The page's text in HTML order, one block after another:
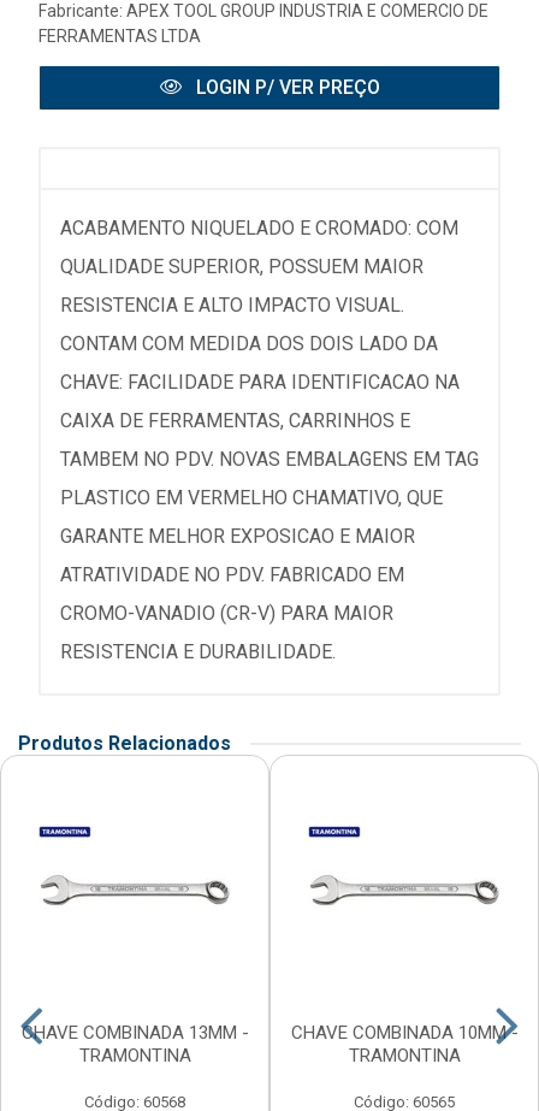
Fabricante: APEX TOOL GROUP INDUSTRIA E COMERCIO DE
FERRAMENTAS LTDA
LOGIN P/ VER PREÇO
ACABAMENTO NIQUELADO E CROMADO: COM
QUALIDADE SUPERIOR, POSSUEM MAIOR
RESISTENCIA E ALTO IMPACTO VISUAL.
CONTAM COM MEDIDA DOS DOIS LADO DA
CHAVE: FACILIDADE PARA IDENTIFICACAO NA
CAIXA DE FERRAMENTAS, CARRINHOS E
TAMBEM NO PDV. NOVAS EMBALAGENS EM TAG
PLASTICO EM VERMELHO CHAMATIVO, QUE
GARANTE MELHOR EXPOSICAO E MAIOR
ATRATIVIDADE NO PDV. FABRICADO EM
CROMO-VANADIO (CR-V) PARA MAIOR
RESISTENCIA E DURABILIDADE.
Produtos Relacionados
CHAVE COMBINADA 13MM -
TRAMONTINA
Código: 60568
CHAVE COMBINADA 10MM -
TRAMONTINA
Código: 60565